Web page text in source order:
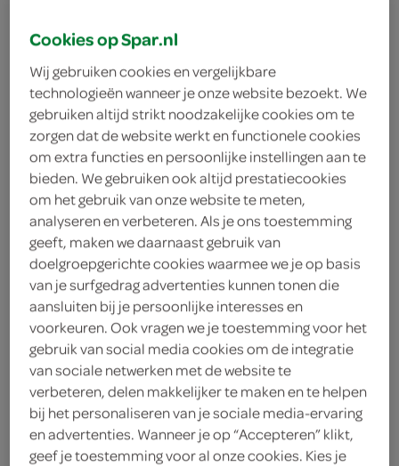
Sushi Ran gyoza kip
Sushi Ran
5.
49
136 Gram
Let op: aanbiedingen zijn niet zichtbaar bij de
producten, maar worden wél automatisch
verwerkt in de winkelmand.
Cookies op Spar.nl
Wij gebruiken cookies en vergelijkbare
technologieën wanneer je onze website bezoekt. We
gebruiken altijd strikt noodzakelijke cookies om te
zorgen dat de website werkt en functionele cookies
om extra functies en persoonlijke instellingen aan te
bieden. We gebruiken ook altijd prestatiecookies
om het gebruik van onze website te meten,
analyseren en verbeteren. Als je ons toestemming
geeft, maken we daarnaast gebruik van
doelgroepgerichte cookies waarmee we je op basis
van je surfgedrag advertenties kunnen tonen die
aansluiten bij je persoonlijke interesses en
voorkeuren. Ook vragen we je toestemming voor het
gebruik van social media cookies om de integratie
van sociale netwerken met de website te
verbeteren, delen makkelijker te maken en te helpen
bij het personaliseren van je sociale media-ervaring
en advertenties. Wanneer je op “Accepteren” klikt,
geef je toestemming voor al onze cookies. Kies je